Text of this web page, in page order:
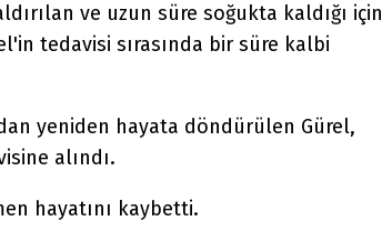
ve uzun süre soğukta kaldığı için
tedavisi sırasında bir süre kalbi
yeniden hayata döndürülen Gürel,
alındı.
hayatını kaybetti.